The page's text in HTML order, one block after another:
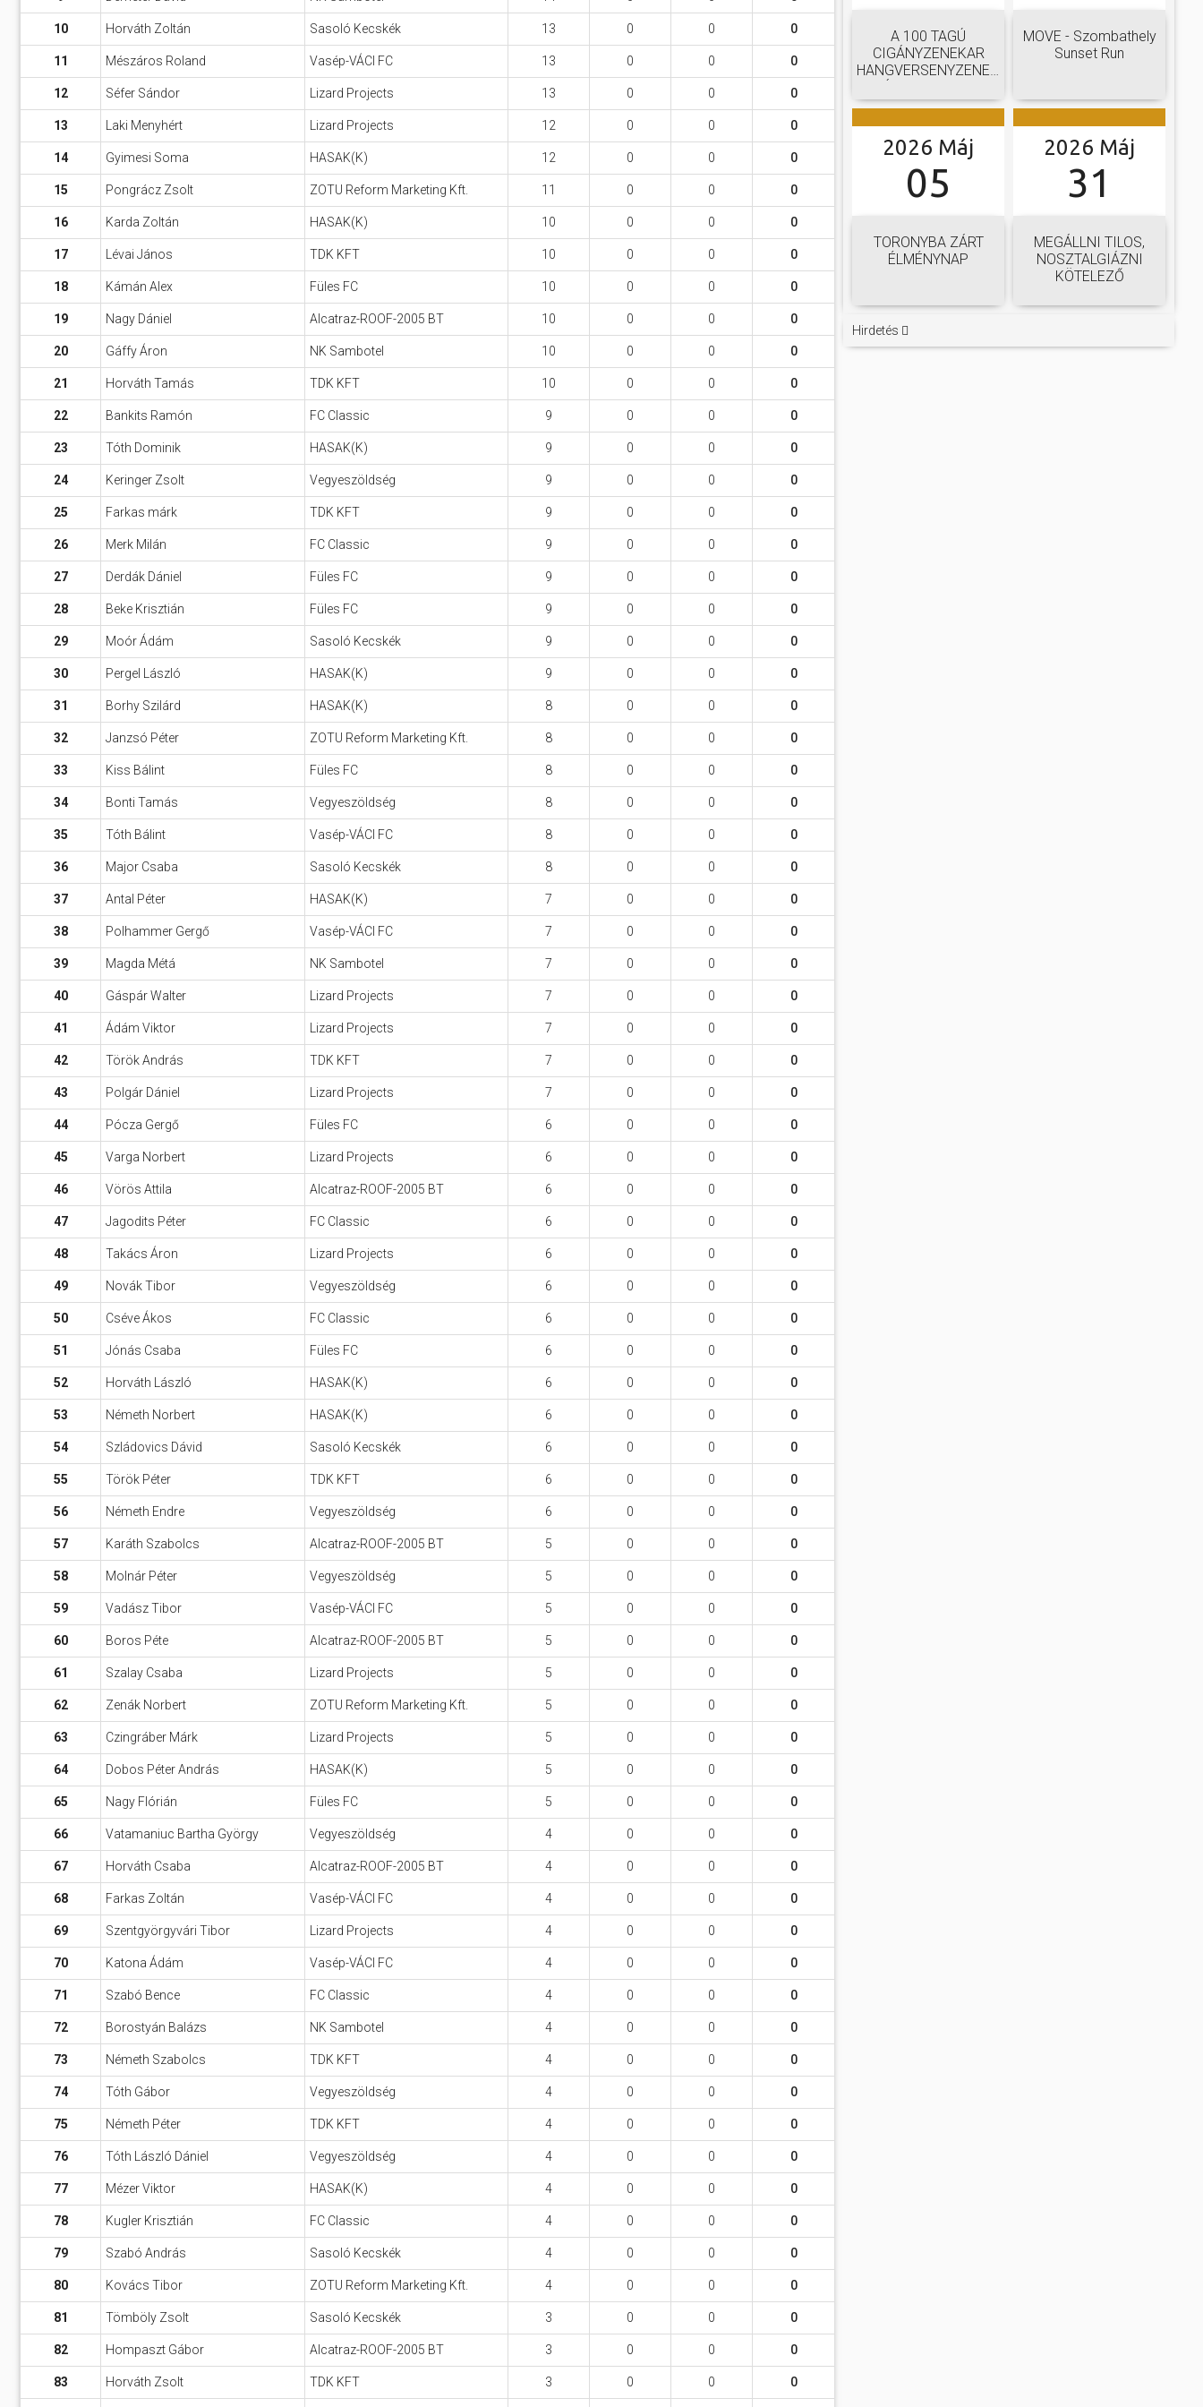
A 100 TAGÚ
CIGÁNYZENEKAR
HANGVERSENYZENEKARI
MOVE - Szombathely
Sunset Run
2026 Máj
05
TORONYBA ZÁRT
ÉLMÉNYNAP
2026 Máj
31
MEGÁLLNI TILOS,
NOSZTALGIÁZNI
KÖTELEZŐ
Hirdetés
10 Horváth Zoltán Sasoló Kecskék 13 0 0 0
11 Mészáros Roland Vasép-VÁCI FC 13 0 0 0
12 Séfer Sándor Lizard Projects 13 0 0 0
13 Laki Menyhért Lizard Projects 12 0 0 0
14 Gyimesi Soma HASAK(K) 12 0 0 0
15 Pongrácz Zsolt ZOTU Reform Marketing Kft. 11 0 0 0
16 Karda Zoltán HASAK(K) 10 0 0 0
17 Lévai János TDK KFT 10 0 0 0
18 Kámán Alex Füles FC 10 0 0 0
19 Nagy Dániel Alcatraz-ROOF-2005 BT 10 0 0 0
20 Gáffy Áron NK Sambotel 10 0 0 0
21 Horváth Tamás TDK KFT 10 0 0 0
22 Bankits Ramón FC Classic 9 0 0 0
23 Tóth Dominik HASAK(K) 9 0 0 0
24 Keringer Zsolt Vegyeszöldség 9 0 0 0
25 Farkas márk TDK KFT 9 0 0 0
26 Merk Milán FC Classic 9 0 0 0
27 Derdák Dániel Füles FC 9 0 0 0
28 Beke Krisztián Füles FC 9 0 0 0
29 Moór Ádám Sasoló Kecskék 9 0 0 0
30 Pergel László HASAK(K) 9 0 0 0
31 Borhy Szilárd HASAK(K) 8 0 0 0
32 Janzsó Péter ZOTU Reform Marketing Kft. 8 0 0 0
33 Kiss Bálint Füles FC 8 0 0 0
34 Bonti Tamás Vegyeszöldség 8 0 0 0
35 Tóth Bálint Vasép-VÁCI FC 8 0 0 0
36 Major Csaba Sasoló Kecskék 8 0 0 0
37 Antal Péter HASAK(K) 7 0 0 0
38 Polhammer Gergő Vasép-VÁCI FC 7 0 0 0
39 Magda Métá NK Sambotel 7 0 0 0
40 Gáspár Walter Lizard Projects 7 0 0 0
41 Ádám Viktor Lizard Projects 7 0 0 0
42 Török András TDK KFT 7 0 0 0
43 Polgár Dániel Lizard Projects 7 0 0 0
44 Pócza Gergő Füles FC 6 0 0 0
45 Varga Norbert Lizard Projects 6 0 0 0
46 Vörös Attila Alcatraz-ROOF-2005 BT 6 0 0 0
47 Jagodits Péter FC Classic 6 0 0 0
48 Takács Áron Lizard Projects 6 0 0 0
49 Novák Tibor Vegyeszöldség 6 0 0 0
50 Cséve Ákos FC Classic 6 0 0 0
51 Jónás Csaba Füles FC 6 0 0 0
52 Horváth László HASAK(K) 6 0 0 0
53 Németh Norbert HASAK(K) 6 0 0 0
54 Szládovics Dávid Sasoló Kecskék 6 0 0 0
55 Török Péter TDK KFT 6 0 0 0
56 Németh Endre Vegyeszöldség 6 0 0 0
57 Karáth Szabolcs Alcatraz-ROOF-2005 BT 5 0 0 0
58 Molnár Péter Vegyeszöldség 5 0 0 0
59 Vadász Tibor Vasép-VÁCI FC 5 0 0 0
60 Boros Péte Alcatraz-ROOF-2005 BT 5 0 0 0
61 Szalay Csaba Lizard Projects 5 0 0 0
62 Zenák Norbert ZOTU Reform Marketing Kft. 5 0 0 0
63 Czingráber Márk Lizard Projects 5 0 0 0
64 Dobos Péter András HASAK(K) 5 0 0 0
65 Nagy Flórián Füles FC 5 0 0 0
66 Vatamaniuc Bartha György Vegyeszöldség 4 0 0 0
67 Horváth Csaba Alcatraz-ROOF-2005 BT 4 0 0 0
68 Farkas Zoltán Vasép-VÁCI FC 4 0 0 0
69 Szentgyörgyvári Tibor Lizard Projects 4 0 0 0
70 Katona Ádám Vasép-VÁCI FC 4 0 0 0
71 Szabó Bence FC Classic 4 0 0 0
72 Borostyán Balázs NK Sambotel 4 0 0 0
73 Németh Szabolcs TDK KFT 4 0 0 0
74 Tóth Gábor Vegyeszöldség 4 0 0 0
75 Németh Péter TDK KFT 4 0 0 0
76 Tóth László Dániel Vegyeszöldség 4 0 0 0
77 Mézer Viktor HASAK(K) 4 0 0 0
78 Kugler Krisztián FC Classic 4 0 0 0
79 Szabó András Sasoló Kecskék 4 0 0 0
80 Kovács Tibor ZOTU Reform Marketing Kft. 4 0 0 0
81 Tömböly Zsolt Sasoló Kecskék 3 0 0 0
82 Hompaszt Gábor Alcatraz-ROOF-2005 BT 3 0 0 0
83 Horváth Zsolt TDK KFT 3 0 0 0